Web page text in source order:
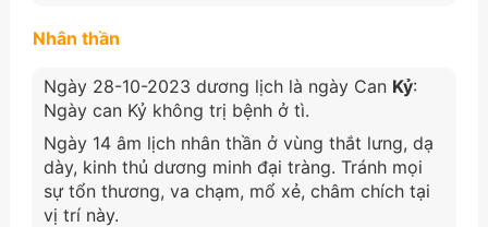
Nhân thần
Ngày 28-10-2023 dương lịch là ngày Can Kỷ:
Ngày can Kỷ không trị bệnh ở tì.
Ngày 14 âm lịch nhân thần ở vùng thắt lưng, dạ
dày, kinh thủ dương minh đại tràng. Tránh mọi
sự tổn thương, va chạm, mổ xẻ, châm chích tại
vị trí này.